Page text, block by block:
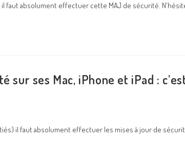
il faut absolument effectuer cette MAJ de sécurité.
ses Mac, iPhone et iPad :
il faut absolument effectuer les mises à jour de